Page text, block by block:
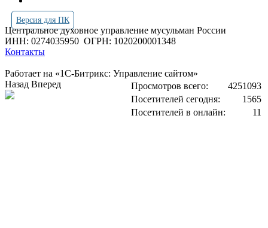
Версия для ПК
Центральное духовное управление мусульман России
ИНН: 0274035950 ОГРН: 1020200001348
Контакты
Работает на «1С-Битрикс: Управление сайтом»
Просмотров всего:
4251093
Посетителей сегодня:
1565
Посетителей в онлайн:
11
Назад Вперед